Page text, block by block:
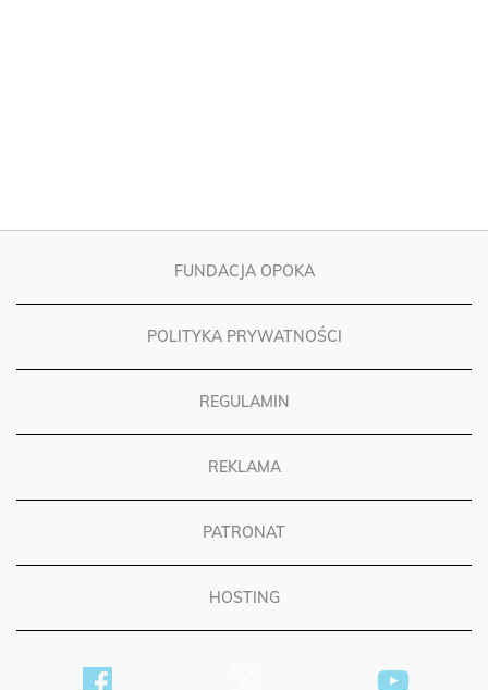
FUNDACJA OPOKA
POLITYKA PRYWATNOŚCI
REGULAMIN
REKLAMA
PATRONAT
HOSTING